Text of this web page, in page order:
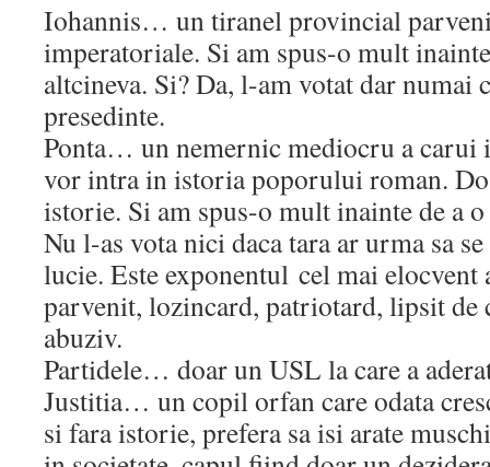
Iohannis… un tiranel provincial
imperatoriale. Si am spus-o mult
altcineva. Si? Da, l-am votat dar numai
presedinte.
Ponta… un nemernic mediocru a carui
vor intra in istoria poporului roman.
istorie. Si am spus-o mult inainte de a
Nu l-as vota nici daca tara ar urma sa
lucie. Este exponentul cel mai
parvenit, lozincard, patriotard, lipsit de
abuziv.
Partidele… doar un USL la care a
Justitia… un copil orfan care odata
si fara istorie, prefera sa isi arate